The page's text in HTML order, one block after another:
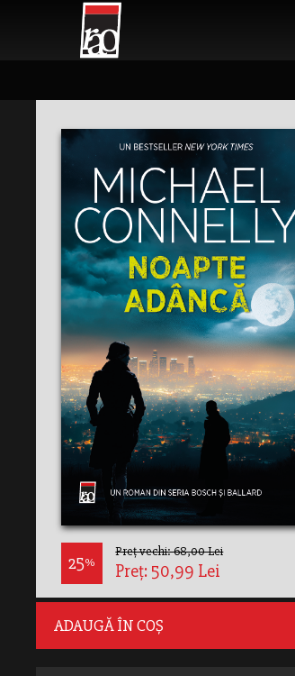
25%
Preț vechi: 68,00 Lei
Preț: 50,99 Lei
ADAUGĂ ÎN COȘ